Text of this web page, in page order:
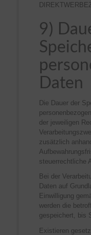
9)
Daten
Die Dauer der
der jeweiligen
zusätzlich
steuerrechtliche
Bei der
Daten auf
Einwilligung
werden die
gespeichert, bis
Existieren